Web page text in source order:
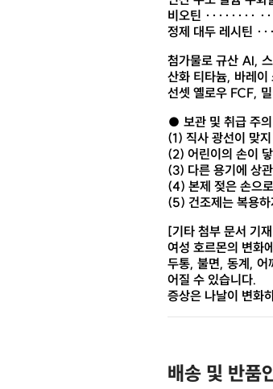
비오틴 ········
정제 대두 레시틴
첨가물로 규산 Al,
산화 티타늄, 바레
선셋 옐로우 FCF,
● 보관 및 취급 주의
(1) 직사 광선이 맞
(2) 어린이의 손이
(3) 다른 용기에 상
(4) 본제 젖은 손으
(5) 건조제는 복용하
[기타 첨부 문서 기
여성 호르몬의 변화
두통, 불면, 동계, 어
어질 수 있습니다.
증상은 나날이 변화
배송 및 반품